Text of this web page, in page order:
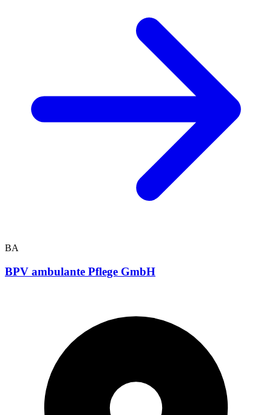
BA
BPV ambulante Pflege GmbH